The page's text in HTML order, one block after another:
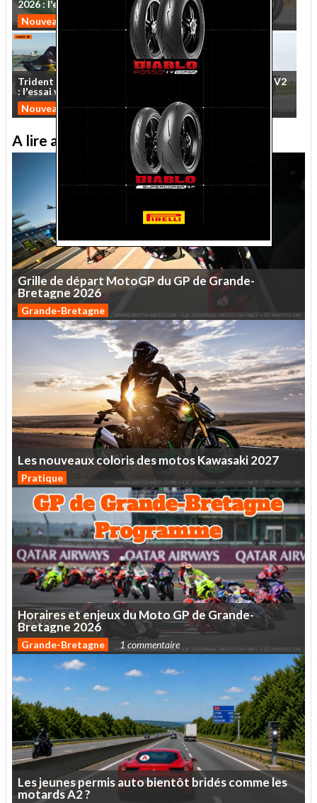
2026: l'essai
...
Nouveautés 2026
: le roadster
Nouveautés 2026
Trident
: l'essaividéo
Nouveautés 2026
QJMotor
V2
cruise
Custom
A lire aussi sur le Journal moto du Net
Grille de départ MotoGP duGPdeGrande-
Bretagne 2026
Grande-Bretagne
LesnouveauxcolorisdesmotosKawasaki2027
Pratique
HorairesetenjeuxduMotoGPdeGrande-
Bretagne 2026
Grande-Bretagne 1 commentaire
Lesjeunespermisautobientôt bridéscommeles
motardsA2?